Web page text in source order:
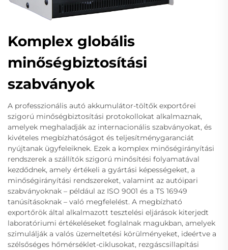
Komplex globális
minőségbiztosítási
szabványok
A professzionális autó akkumulátor-töltők exportőrei
szigorú minőségbiztosítási protokollokat alkalmaznak,
amelyek meghaladják az internacionális szabványokat, és
kivételes megbízhatóságot és teljesítménygaranciát
nyújtanak ügyfeleiknek. Ezek a komplex minőségirányítási
rendszerek a szállítók szigorú minősítési folyamatával
kezdődnek, amely értékeli a gyártási képességeket, a
minőségirányítási rendszereket, valamint az autóipari
szabványoknak – például az ISO 9001 és a TS 16949
tanúsításoknak – való megfelelést. A megbízható
exportőrök által alkalmazott tesztelési eljárások kiterjedt
laboratóriumi értékeléseket foglalnak magukban, amelyek
szimulálják a valós üzemeltetési körülményeket, ideértve a
szélsőséges hőmérséklet-ciklusokat, rezgáscsillapítási